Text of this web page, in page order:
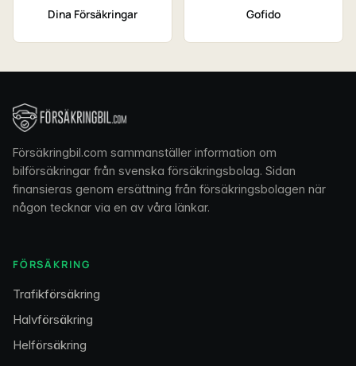
Dina Försäkringar Gofido
Försäkringbil.com sammanställer information om
bilförsäkringar från svenska försäkringsbolag. Sidan
finansieras genom ersättning från försäkringsbolagen när
någon tecknar via en av våra länkar.
FÖRSÄKRING
Trafikförsäkring
Halvförsäkring
Helförsäkring